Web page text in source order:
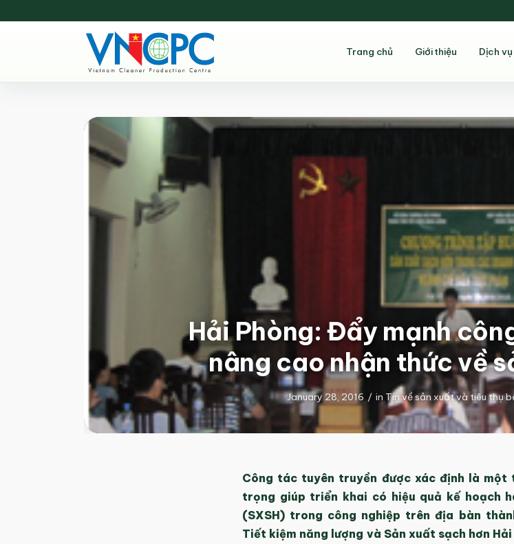
Trang chủ Giới thiệu Dịch vụ
Hải Phòng: Đẩy mạnh
nâng cao nhận thức về
January 28, 2016 / in Tin về sản xuất và tiêu thụ
Công tác tuyên truyền được xác định là một
trọng giúp triển khai có hiệu quả kế hoạch
(SXSH) trong công nghiệp trên địa bàn
Tiết kiệm năng lượng và Sản xuất sạch hơn